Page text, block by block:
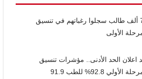
71 ألف طالب سجلوا رغباتهم في تنسيق
الأولى
اعلان الحد الأدنى.. مؤشرات تنسيق
المرحلة الأولي 92.8% للطب 91.9